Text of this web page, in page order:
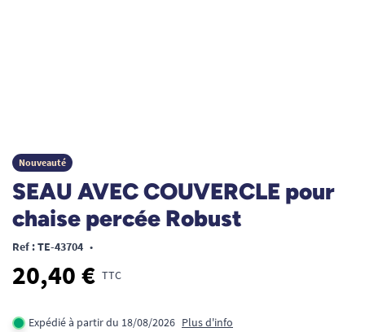
Nouveauté
SEAU AVEC COUVERCLE pour
chaise percée Robust
Ref : TE-43704 •
20,40 € TTC
Expédié à partir du 18/08/2026 Plus d'info